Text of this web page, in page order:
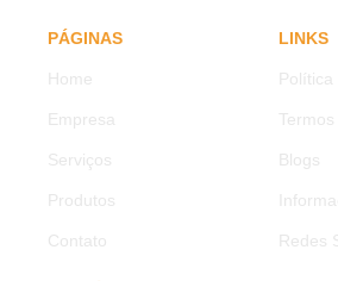
PÁGINAS
Home
Empresa
Serviços
Produtos
Contato
LINKS
Termos
Blogs
Redes